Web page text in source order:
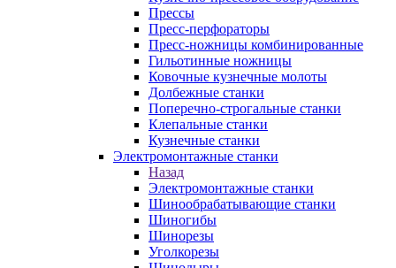
Прессы
Пресс-перфораторы
Пресс-ножницы комбинированные
Гильотинные ножницы
Ковочные кузнечные молоты
Долбежные станки
Поперечно-строгальные станки
Клепальные станки
Кузнечные станки
Электромонтажные станки
Назад
Электромонтажные станки
Шинообрабатывающие станки
Шиногибы
Шинорезы
Уголкорезы